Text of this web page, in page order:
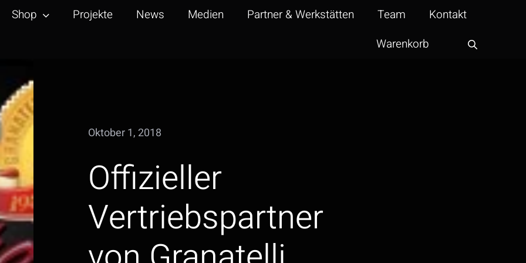
Shop Projekte News Medien Partner & Werkstätten Team
Kontakt
Warenkorb
Oktober 1, 2018
Offizieller
Vertriebspartner